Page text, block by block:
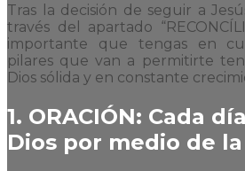
Tras la decisión de seguir a
través del apartado
importante que tengas en
pilares que van a permitirte
Dios sólida y en constante
1. ORACIÓN: Cada
Dios por medio de